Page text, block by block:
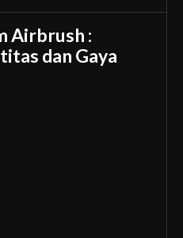
Airbrush :
dan Gaya